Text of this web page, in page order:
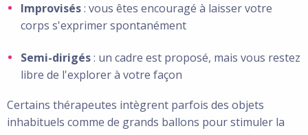
Improvisés: vous êtes encouragé à laisser votre
corps s'exprimer spontanément
Semi-dirigés: un cadre est proposé, mais vous restez
libre de l'explorer à votre façon
Certains thérapeutes intègrent parfois des objets
inhabituels comme de grands ballons pour stimuler la